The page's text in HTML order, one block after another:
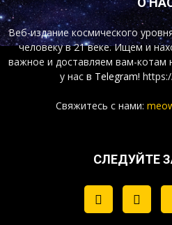
Веб-издание космического
человеку в 21 веке. Ищем и
важное и доставляем вам-котам
у нас в Telegram!
Свяжитесь с нами:
СЛЕДУЙТЕ